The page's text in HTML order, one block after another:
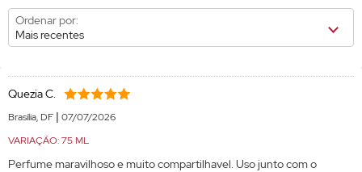
Ordenar por:
Mais recentes
Quezia C.
Brasília, DF | 07/07/2026
VARIAÇÃO: 75 ML
Perfume maravilhoso e muito compartilhavel. Uso junto com o